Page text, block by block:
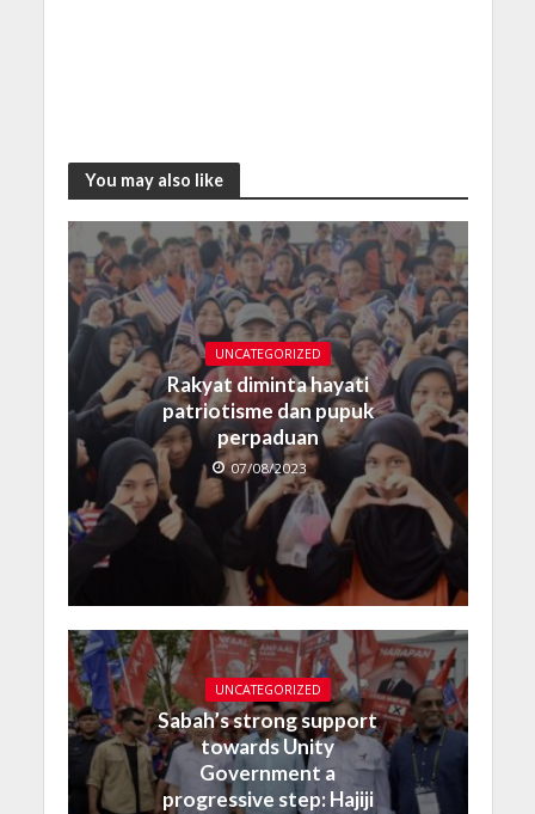
You may also like
UNCATEGORIZED
Rakyat diminta hayati
patriotisme dan pupuk
perpaduan
07/08/2023
UNCATEGORIZED
Sabah’s strong support
towards Unity
Government a
progressive step: Hajiji